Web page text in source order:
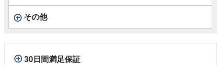
その他
30日間満足保証